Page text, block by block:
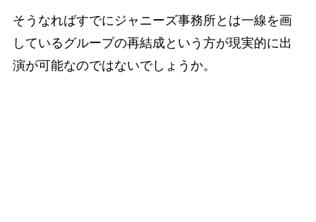
そうなればすでにジャニーズ事務所とは一線を画
しているグループの再結成という方が現実的に出
演が可能なのではないでしょうか。